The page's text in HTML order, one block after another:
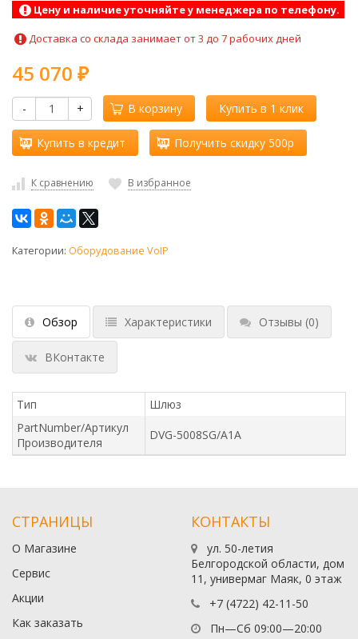
Цену и наличие уточняйте у менеджера по телефону.
Доставка со склада занимает от 3 до 7 рабочих дней
45 070 ₽
- + В корзину Купить в 1 клик
Купить в кредит Получить скидку 500р
К сравнению В избранное
Категории: Оборудование VoIP
Обзор Характеристики Отзывы (0)
ВКонтакте
Тип
Шлюз
PartNumber/Артикул
Производителя
DVG-5008SG/A1A
СТРАНИЦЫ
О Магазине
Сервис
Акции
Как заказать
КОНТАКТЫ
ул. 50-летия
Белгородской области, дом
11, универмаг Маяк, 0 этаж
+7 (4722) 42-11-50
Пн—Сб 09:00—20:00